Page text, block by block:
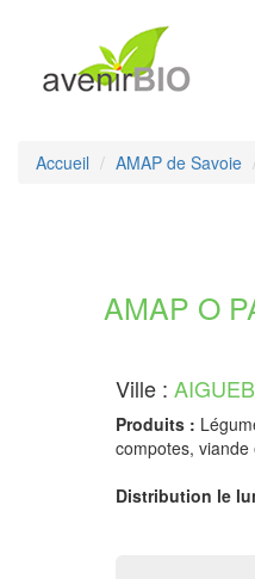
Accueil AMAP de Savoie
AMAP O
Ville :
Produits :
compotes,
Distribution le